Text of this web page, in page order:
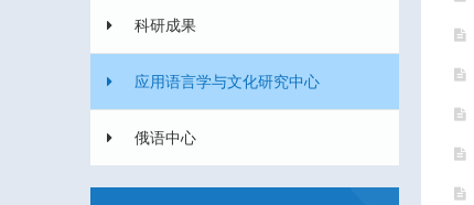
科研成果
应用语言学与文化研究中心
俄语中心